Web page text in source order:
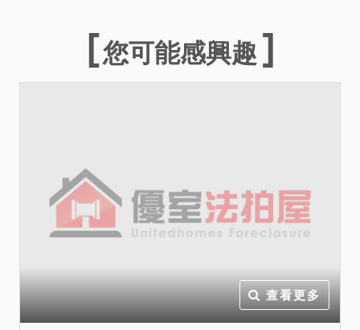
建物得點交。又債務人配偶
稱建物無海砂屋、輻射屋、
地震、火災、水災、非自然
響交易之情事，應買人於投
標前仍應自行查明，審慎投
標，以免受損，若拍賣標的
情事，請關係人儘速檢附相
關證明資料陳報法院，以供
法院即時審酌。另依強制執
您可能感興趣
查看更多